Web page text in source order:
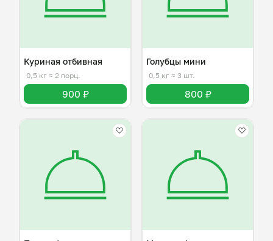
Куриная отбивная
0,5 кг ≈ 2 порц.
900 ₽
Голубцы мини
0,5 кг ≈ 3 шт.
800 ₽